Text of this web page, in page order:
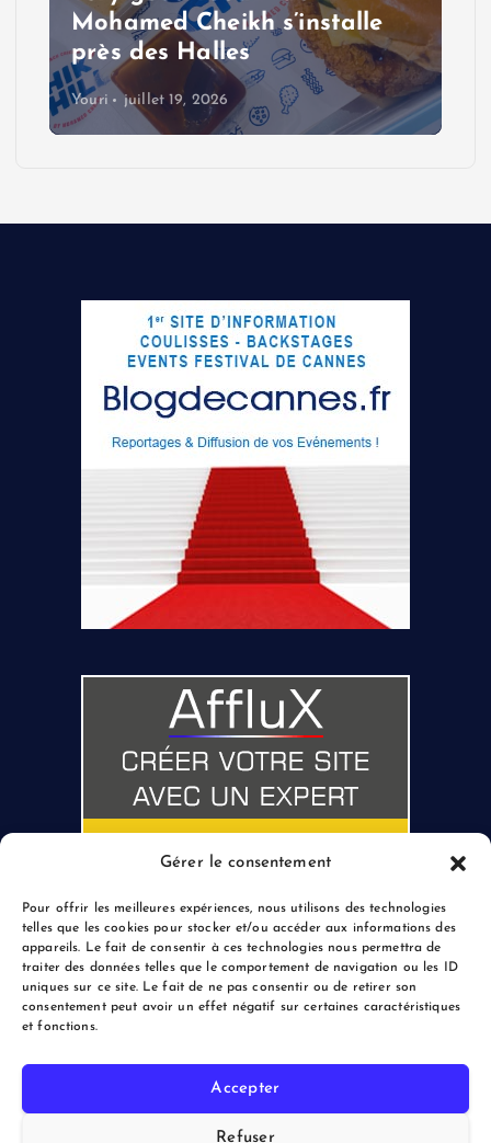
Gérer le consentement
Pour offrir les meilleures expériences, nous utilisons des technologies
telles que les cookies pour stocker et/ou accéder aux informations des
appareils. Le fait de consentir à ces technologies nous permettra de
traiter des données telles que le comportement de navigation ou les ID
uniques sur ce site. Le fait de ne pas consentir ou de retirer son
consentement peut avoir un effet négatif sur certaines caractéristiques
et fonctions.
Accepter
Refuser
Mohamed Cheikh s’installe
près des Halles
Youri juillet 19, 2026
Copyright © 2026 le Blogreporter | Powered by Afflux.info